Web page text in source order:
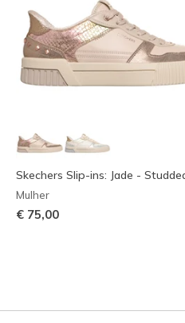
Skechers Slip-ins: Jade -
Mulher
€ 75,00